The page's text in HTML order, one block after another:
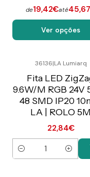
de19,42€até
Ver opções
C/IVA
36136|LA Lumiarq
Fita LED
9.6W/M RGB 24V
48 SMD IP20
LA | ROLO 5M
22,84€
Quantidade